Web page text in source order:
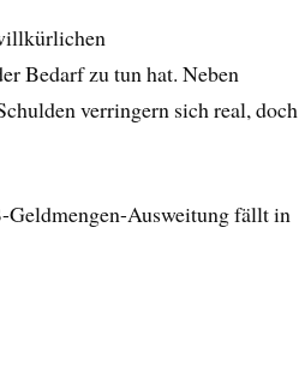
Bedarf zu tun hat. Neben
verringern sich real, doch
Ausweitung fällt in